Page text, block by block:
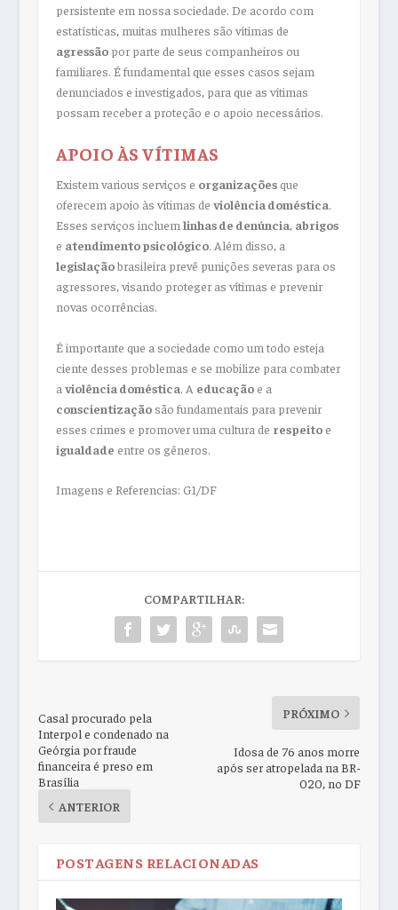
persistente em nossa sociedade. De acordo com
estatísticas, muitas mulheres são vítimas de
agressãopor parte de seus companheiros ou
familiares. É fundamental que esses casos sejam
denunciados e investigados, para que as vítimas
possam receber a proteção e o apoio necessários.
APOIO ÀS VÍTIMAS
Existem various serviços e organizaçõesque
oferecem apoio às vítimas de violência doméstica.
Esses serviços incluem linhas de denúncia, abrigos
e atendimento psicológico. Além disso, a
legislaçãobrasileira prevê punições severas para os
agressores, visando proteger as vítimas e prevenir
novas ocorrências.
É importante que a sociedade como um todo esteja
ciente desses problemas e se mobilize para combater
a violência doméstica. A educaçãoe a
conscientizaçãosão fundamentais para prevenir
esses crimes e promover uma cultura de respeitoe
igualdade entre os gêneros.
Imagens e Referencias: G1/DF
COMPARTILHAR:
Casal procurado pela
Interpol e condenado na
Geórgia por fraude
financeira é preso em
Brasília
ANTERIOR
PRÓXIMO
Idosa de 76 anos morre
após ser atropelada na BR-
020, no DF
POSTAGENS RELACIONADAS